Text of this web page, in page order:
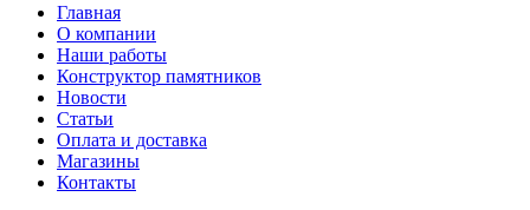
Главная
О компании
Наши работы
Конструктор памятников
Новости
Статьи
Оплата и доставка
Магазины
Контакты